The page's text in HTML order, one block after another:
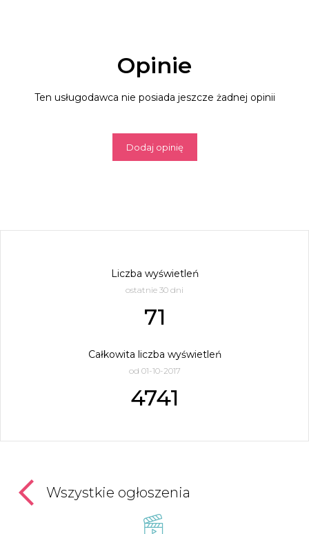
Opinie
Ten usługodawca nie posiada jeszcze żadnej opinii
Dodaj opinię
Liczba wyświetleń
ostatnie 30 dni
71
Całkowita liczba wyświetleń
od 01-10-2017
4741
Wszystkie ogłoszenia